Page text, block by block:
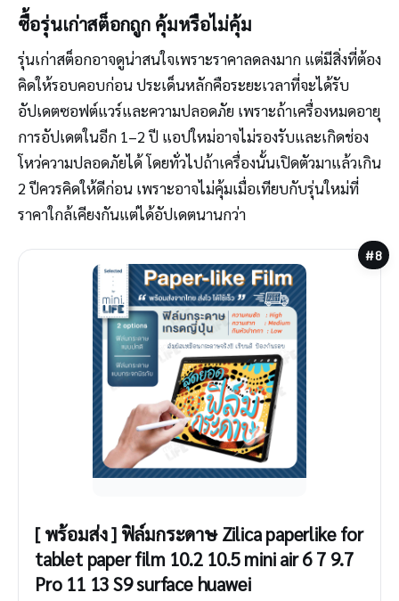
ซื้อรุ่นเก่าสต็อกถูก คุ้มหรือไม่คุ้ม
รุ่นเก่าสต็อกอาจดูน่าสนใจเพราะราคาลดลงมาก แต่มีสิ่งที่ต้อง
คิดให้รอบคอบก่อน ประเด็นหลักคือระยะเวลาที่จะได้รับ
อัปเดตซอฟต์แวร์และความปลอดภัย เพราะถ้าเครื่องหมดอายุ
การอัปเดตในอีก 1–2 ปี แอปใหม่อาจไม่รองรับและเกิดช่อง
โหว่ความปลอดภัยได้ โดยทั่วไปถ้าเครื่องนั้นเปิดตัวมาแล้วเกิน
2 ปีควรคิดให้ดีก่อน เพราะอาจไม่คุ้มเมื่อเทียบกับรุ่นใหม่ที่
ราคาใกล้เคียงกันแต่ได้อัปเดตนานกว่า
#8
[ พร้อมส่ง ] ฟิล์มกระดาษ Zilica paperlike for
tablet paper film 10.2 10.5 mini air 6 7 9.7
Pro 11 13 S9 surface huawei